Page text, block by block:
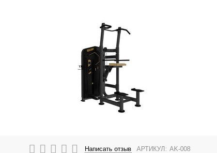
Написать отзыв АРТИКУЛ: AK-008